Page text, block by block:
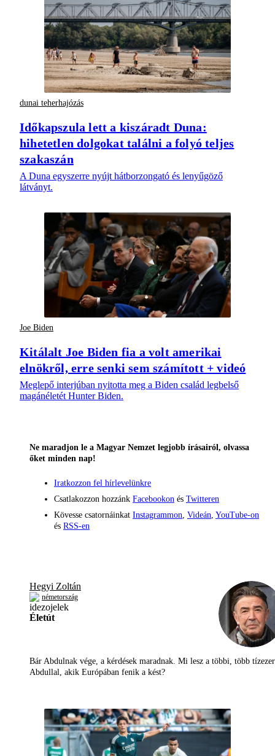
dunai teherhajózás
Időkapszula lett a kiszáradt Duna:
hihetetlen dolgokat találni a folyó teljes
szakaszán
A Duna egyszerre nyújt hátborzongató és lenyűgöző
látványt.
Joe Biden
Kitálalt Joe Biden fia a volt amerikai
elnökről, erre senki sem számított + videó
Meglepő interjúban nyitotta meg a Biden család legbelső
magánéletét Hunter Biden.
Ne maradjon le a Magyar Nemzet legjobb írásairól, olvassa
őket minden nap!
Iratkozzon fel hírlevelünkre
Csatlakozzon hozzánk Facebookon és Twitteren
Kövesse csatornáinkat Instagrammon Videán YouTube-on
és RSS-en
Hegyi Zoltán
németország
Életút
Bár Abdulnak vége, a kérdések maradnak. Mi lesz a többi, több tízezer
Abdullal, akik Európában fenik a kést?